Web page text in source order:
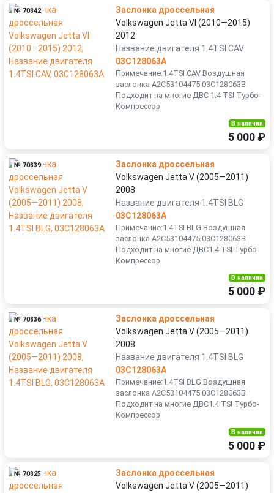
№ 70842
Заслонка дроссельная
Volkswagen Jetta VI (2010—2015)
2012
Название двигателя 1.4TSI CAV
03C128063A
Примечание:1.4TSI CAV Воздушная
заслонка A2C53104475 03C128063B
Подходит на многие ДВС 1.4 TSI Турбо-
Компрессор
В наличии
5 000 ₽
№ 70839
Заслонка дроссельная
Volkswagen Jetta V (2005—2011)
2008
Название двигателя 1.4TSI BLG
03C128063A
Примечание:1.4TSI BLG Воздушная
заслонка A2C53104475 03C128063B
Подходит на многие ДВС1.4 TSI Турбо-
Компрессор
В наличии
5 000 ₽
№ 70836
Заслонка дроссельная
Volkswagen Jetta V (2005—2011)
2008
Название двигателя 1.4TSI BLG
03C128063A
Примечание:1.4TSI BLG Воздушная
заслонка A2C53104475 03C128063B
Подходит на многие ДВС1.4 TSI Турбо-
Компрессор
В наличии
5 000 ₽
№ 70825
Заслонка дроссельная
Volkswagen Jetta V (2005—2011)